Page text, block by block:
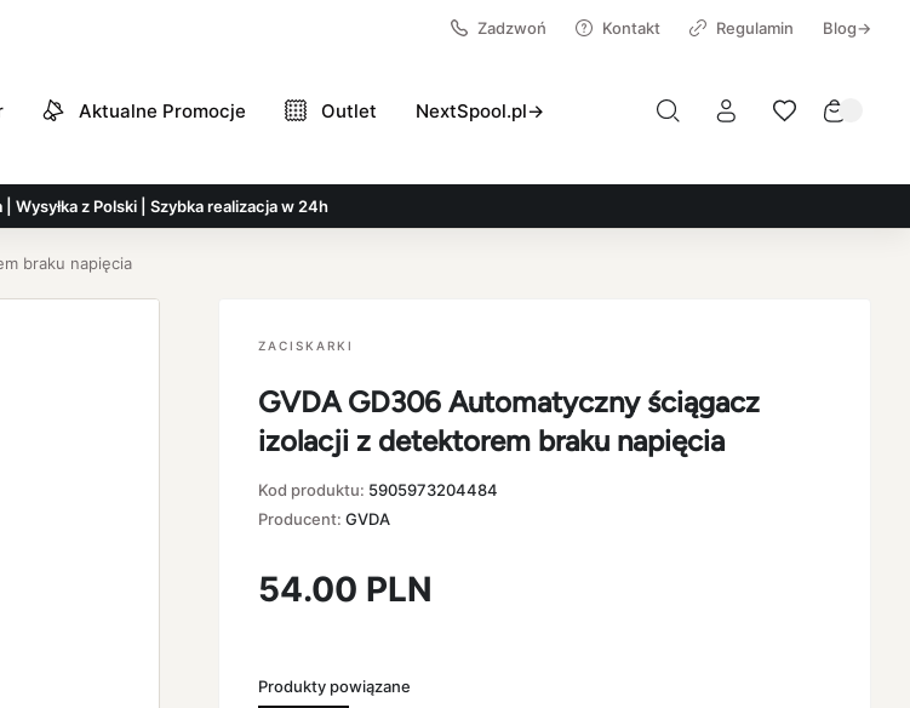
Zadzwoń Kontakt Regulamin Blog→
Aktualne Promocje Outlet NextSpool.pl→
Wysyłka z Polski | Szybka realizacja w 24h
braku napięcia
ZACISKARKI
GVDA GD306 Automatyczny ściągacz
izolacji z detektorem braku napięcia
Kod produktu: 5905973204484
Producent: GVDA
54.00 PLN
Produkty powiązane